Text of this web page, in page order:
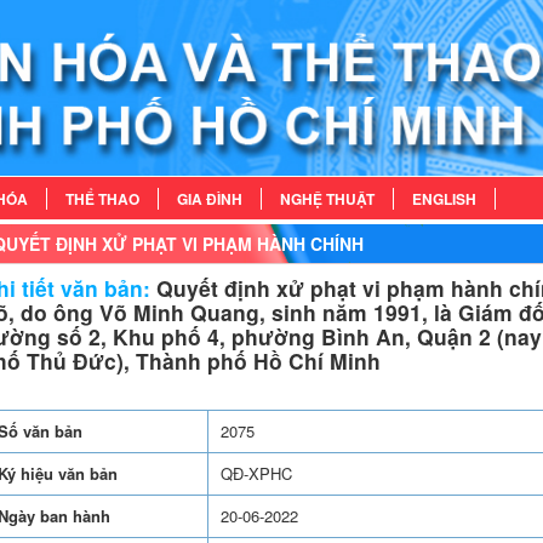
THỂ THAO GIA ĐÌNH NGHỆ THUẬT ENGLISH
ĐỊNH XỬ PHẠT VI PHẠM HÀNH CHÍNH
tiết văn bản: Quyết định xử phạt vi phạm hành
do ông Võ Minh Quang, sinh năm 1991, là Giám
số 2, Khu phố 4, phường Bình An, Quận 2
Thủ Đức), Thành phố Hồ Chí Minh
văn bản
2075
hiệu văn bản
QĐ-XPHC
ban hành
20-06-2022